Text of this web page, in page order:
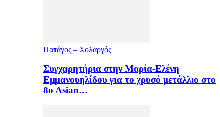
Παπάγος – Χολαργός
Συγχαρητήρια στην Μαρία-Ελένη
Εμμανουηλίδου για το χρυσό μετάλλιο στο
8ο Asian…